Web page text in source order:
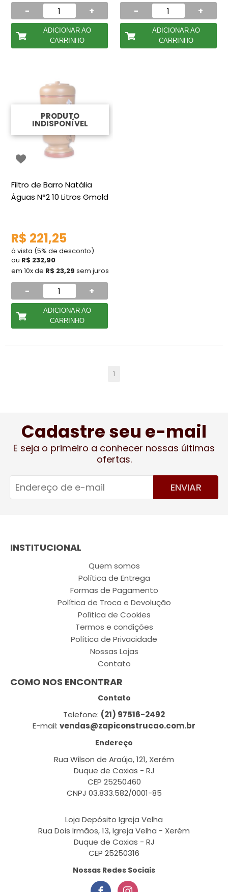
- +
ADICIONAR AO
CARRINHO
- +
ADICIONAR AO
CARRINHO
PRODUTO
INDISPONÍVEL
Filtro de Barro Natália
Águas N°2 10 Litros Gmold
R$ 221,25
à vista (5% de desconto)
ou R$ 232,90
em 10x de R$ 23,29 sem juros
- +
ADICIONAR AO
CARRINHO
1
Cadastre seu e-mail
E seja o primeiro a conhecer nossas últimas
ofertas.
ENVIAR
INSTITUCIONAL
Quem somos
Política de Entrega
Formas de Pagamento
Política de Troca e Devolução
Política de Cookies
Termos e condições
Política de Privacidade
Nossas Lojas
Contato
COMO NOS ENCONTRAR
Contato
Telefone: (21) 97516-2492
E-mail: vendas@zapiconstrucao.com.br
Endereço
Rua Wilson de Araújo, 121, Xerém
Duque de Caxias - RJ
CEP 25250460
CNPJ 03.833.582/0001-85
Loja Depósito Igreja Velha
Rua Dois Irmãos, 13, Igreja Velha - Xerém
Duque de Caxias - RJ
CEP 25250316
Nossas Redes Sociais